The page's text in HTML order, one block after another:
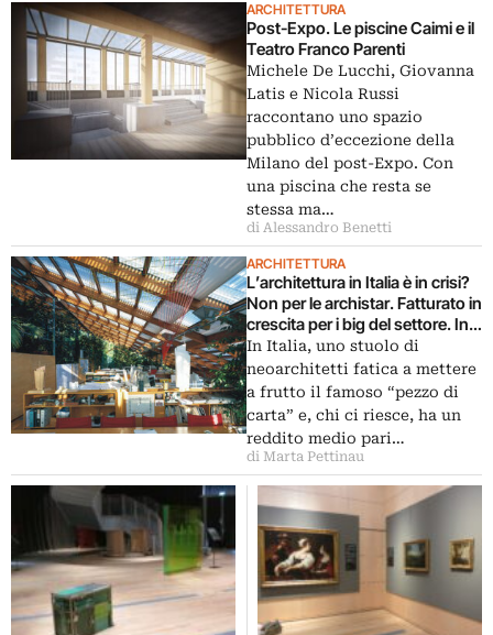
ARCHITETTURA
Post-Expo. Le piscine Caimi e il
Teatro Franco Parenti
Michele De Lucchi, Giovanna
Latis e Nicola Russi
raccontano uno spazio
pubblico d’eccezione della
Milano del post-Expo. Con
una piscina che resta se
stessa ma…
di Alessandro Benetti
ARCHITETTURA
L’architettura in Italia è in crisi?
Non per le archistar. Fatturato in
crescita per i big del settore. In
cima alla top 25, Renzo Piano,
Citterio-Viel e lo Studio
Baciocchi
In Italia, uno stuolo di
neoarchitetti fatica a mettere
a frutto il famoso “pezzo di
carta” e, chi ci riesce, ha un
reddito medio pari…
di Marta Pettinau